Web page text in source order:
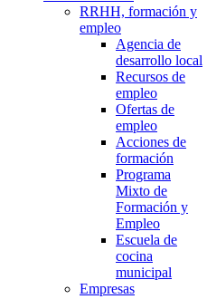
RRHH, formación y
empleo
Agencia de
desarrollo local
Recursos de
empleo
Ofertas de
empleo
Acciones de
formación
Programa
Mixto de
Formación y
Empleo
Escuela de
cocina
municipal
Empresas